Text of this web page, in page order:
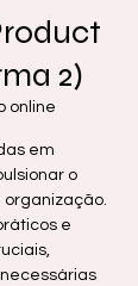
2)
online
em
o
organização.
e